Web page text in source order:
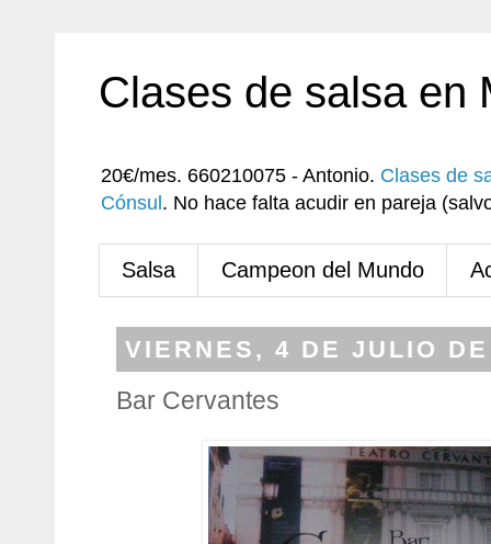
Clases de salsa en
20€/mes. 660210075 - Antonio. Clases de
Cónsul . No hace falta acudir en pareja
Salsa Campeon del Mundo
VIERNES, 4 DE JULIO
Bar Cervantes